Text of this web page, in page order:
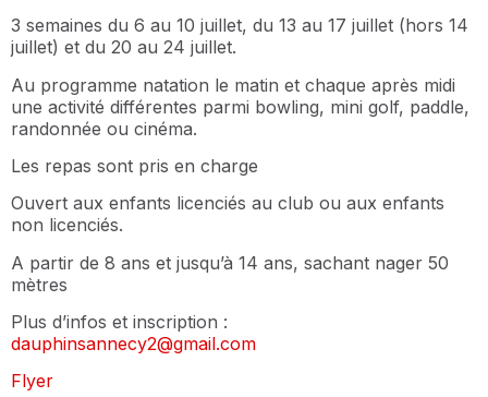
3 semaines du 6 au 10 juillet, du 13 au 17 juillet (hors 14
juillet) et du 20 au 24 juillet.
Au programme natation le matin et chaque après midi
une activité différentes parmi bowling, mini golf, paddle,
randonnée ou cinéma.
Les repas sont pris en charge
Ouvert aux enfants licenciés au club ou aux enfants
non licenciés.
A partir de 8 ans et jusqu’à 14 ans, sachant nager 50
mètres
Plus d’infos et inscription :
dauphinsannecy2@gmail.com
Flyer